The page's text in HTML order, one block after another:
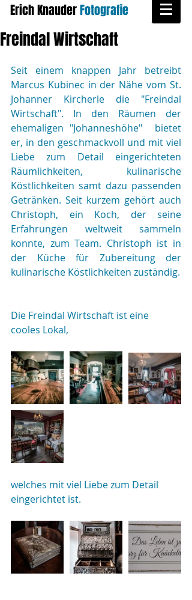
Erich KnauderFotografie
Freindal Wirtschaft
Seit einem knappen Jahr betreibt
Marcus Kubinec in der Nähe vom St.
Johanner Kircherle die "Freindal
Wirtschaft". In den Räumen der
ehemaligen "Johanneshöhe"  bietet
er, in den geschmackvoll und mit viel
Liebe zum Detail eingerichteten
Räumlichkeiten, kulinarische
Köstlichkeiten samt dazu passenden
Getränken. Seit kurzem gehört auch
Christoph, ein Koch, der seine
Erfahrungen weltweit sammeln
konnte, zum Team. Christoph ist in
der Küche für Zubereitung der
kulinarische Köstlichkeiten zuständig.
Die Freindal Wirtschaft ist eine
cooles Lokal,
welches mit viel Liebe zum Detail
eingerichtet ist.